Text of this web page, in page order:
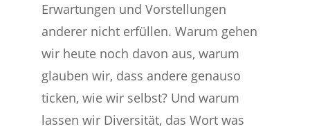
Erwartungen und Vorstellungen
anderer nicht erfüllen. Warum gehen
wir heute noch davon aus, warum
glauben wir, dass andere genauso
ticken, wie wir selbst? Und warum
lassen wir Diversität, das Wort was